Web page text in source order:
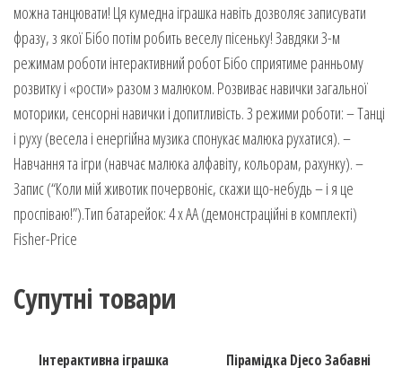
можна танцювати! Ця кумедна іграшка навіть дозволяє записувати
фразу, з якої Бібо потім робить веселу пісеньку! Завдяки 3-м
режимам роботи інтерактивний робот Бібо сприятиме ранньому
розвитку і «рости» разом з малюком. Розвиває навички загальної
моторики, сенсорні навички і допитливість. 3 режими роботи: – Танці
і руху (весела і енергійна музика спонукає малюка рухатися). –
Навчання та ігри (навчає малюка алфавіту, кольорам, рахунку). –
Запис (“Коли мій животик почервоніє, скажи що-небудь – і я це
проспіваю!”).Тип батарейок: 4 x АА (демонстраційні в комплекті)
Fisher-Price
Супутні товари
Інтерактивна іграшка Пірамідка Djeco Забавні